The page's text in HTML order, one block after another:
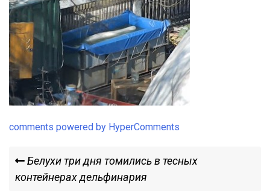
comments powered by HyperComments
Навигация
Previous
Post
Белухи три дня томились в тесных
контейнерах дельфинария